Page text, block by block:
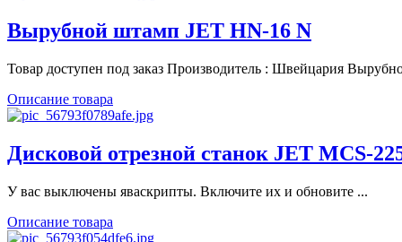
Вырубной штамп JET HN-16 N
Товар доступен под заказ Производитель : Швейцария
Описание товара
Дисковой отрезной станок JET MCS-
У вас выключены яваскрипты. Включите их и обновите ...
Описание товара